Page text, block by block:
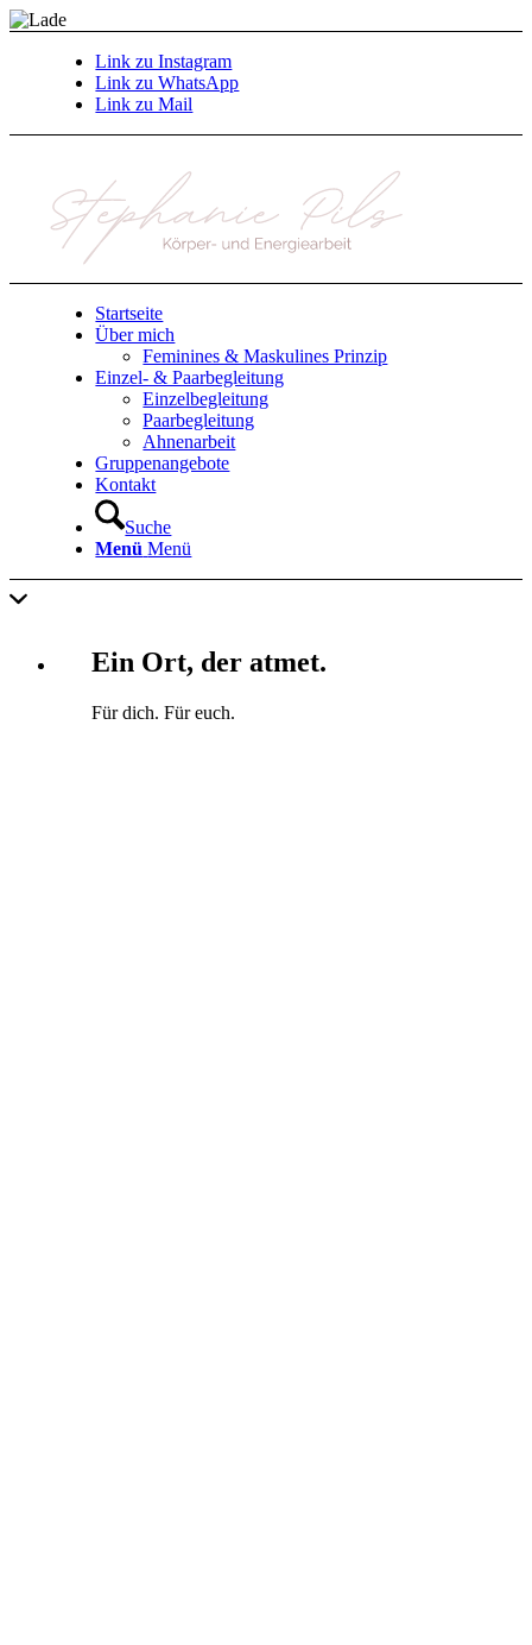
Link zu Instagram
Link zu WhatsApp
Link zu Mail
Startseite
Über mich
Feminines & Maskulines Prinzip
Einzel- & Paarbegleitung
Einzelbegleitung
Paarbegleitung
Ahnenarbeit
Gruppenangebote
Kontakt
Suche
Menü Menü
Ein Ort, der atmet.
Für dich. Für euch.